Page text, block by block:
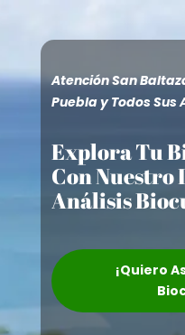
Atención San
Puebla y Todos Sus
Explora Tu
Con Nuestro
Análisis
¡Quiero